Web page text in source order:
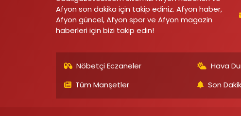
Afyon son dakika için takip ediniz. Afyon haber,
Afyon güncel, Afyon spor ve Afyon magazin
haberleri için bizi takip edin!
Nöbetçi Eczaneler Hava
Tüm Manşetler
Son